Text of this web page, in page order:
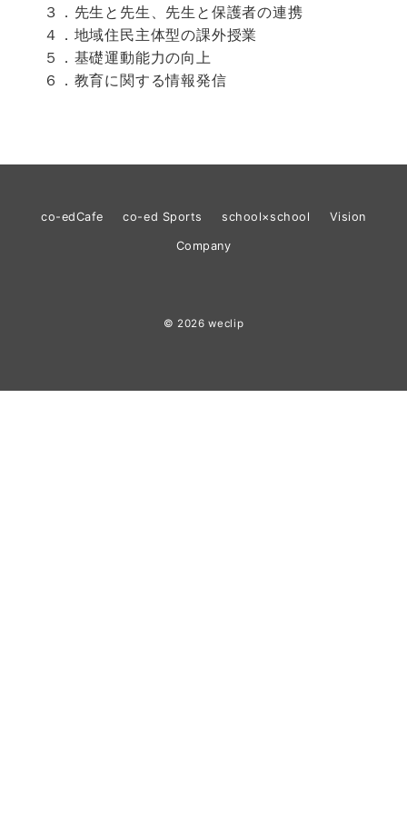
３．先生と先生、先生と保護者の連携
４．地域住民主体型の課外授業
５．基礎運動能力の向上
６．教育に関する情報発信
co-edCafe co-ed Sports school×school Vision
Company
© 2026weclip